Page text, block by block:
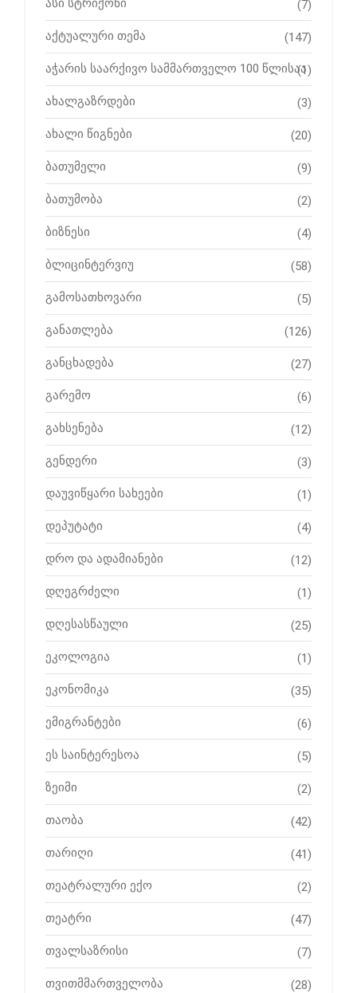
ასი სტრიქონი (7)
აქტუალური თემა (147)
აჭარის საარქივო სამმართველო 100 წლისაა
(1)
ახალგაზრდები (3)
ახალი წიგნები (20)
ბათუმელი (9)
ბათუმობა (2)
ბიზნესი (4)
ბლიცინტერვიუ (58)
გამოსათხოვარი (5)
განათლება (126)
განცხადება (27)
გარემო (6)
გახსენება (12)
გენდერი (3)
დაუვიწყარი სახეები (1)
დეპუტატი (4)
დრო და ადამიანები (12)
დღეგრძელი (1)
დღესასწაული (25)
ეკოლოგია (1)
ეკონომიკა (35)
ემიგრანტები (6)
ეს საინტერესოა (5)
ზეიმი (2)
თაობა (42)
თარიღი (41)
თეატრალური ექო (2)
თეატრი (47)
თვალსაზრისი (7)
თვითმმართველობა (28)